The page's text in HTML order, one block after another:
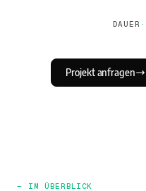
DAUER ·
Projekt anfragen
— IM ÜBERBLICK